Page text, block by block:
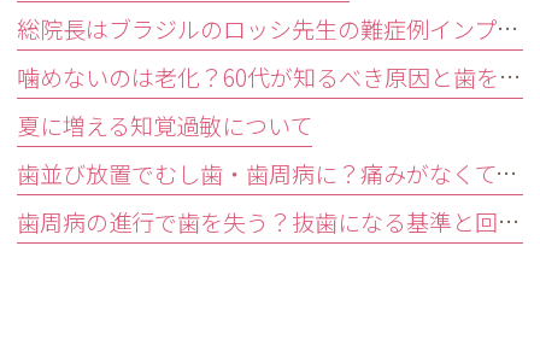
総院長はブラジルのロッシ先生の難症例インプラントオペ研修会に参加しました。
噛めないのは老化？60代が知るべき原因と歯を残す精密治療
夏に増える知覚過敏について
歯並び放置でむし歯・歯周病に？痛みがなくても受診すべきサイン
歯周病の進行で歯を失う？抜歯になる基準と回避する3つの予防法